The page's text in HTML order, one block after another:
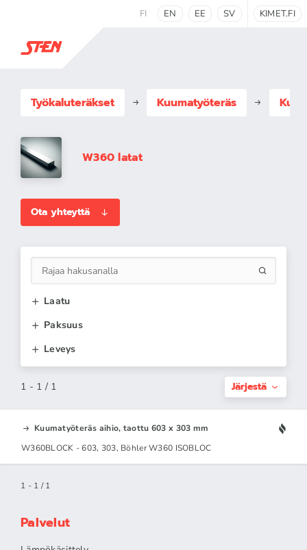
FI EN EE SV KIMET.FI
Työkaluteräkset Kuumatyöteräs
W360 latat
Ota yhteyttä
Laatu
Paksuus
Leveys
1 - 1 / 1 Järjestä
Kuumatyöteräs aihio, taottu 603 x 303 mm
W360BLOCK - 603, 303, Böhler W360 ISOBLOC
1 - 1 / 1
Palvelut